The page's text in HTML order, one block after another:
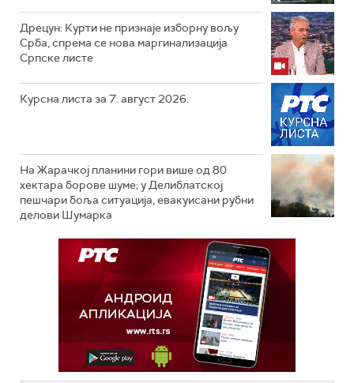
Дрецун: Курти не признаје изборну вољу
Срба, спрема се нова маргинализација
Српске листе
Курсна листа за 7. август 2026.
На Жарачкој планини гори више од 80
хектара борове шуме; у Делиблатској
пешчари боља ситуација, евакуисани рубни
делови Шумарка